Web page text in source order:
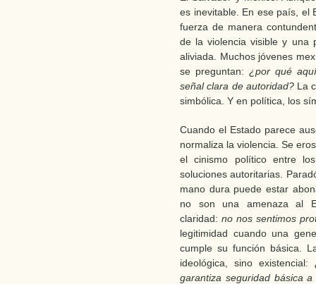
es inevitable. En ese país, el
fuerza de manera
de la violencia visible y una
aliviada. Muchos jóvenes
se preguntan: ¿por qué
señal clara de autoridad?La
simbólica. Y en política, los
Cuando el Estado parece
normaliza la violencia. Se
el cinismo político entre
soluciones autoritarias.
mano dura puede estar
no son una amenaza al
claridad:no nos sentimos
legitimidad cuando una
cumple su función básica.
ideológica, sino existencial:
garantiza seguridad básica